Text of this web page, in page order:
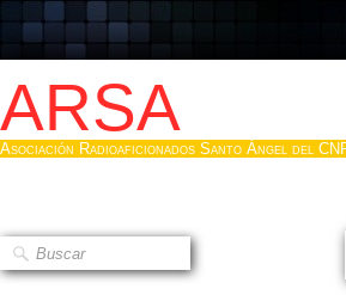
ARSA
Asociación Radioaficionados Santo Ángel del
Que es la ARSA